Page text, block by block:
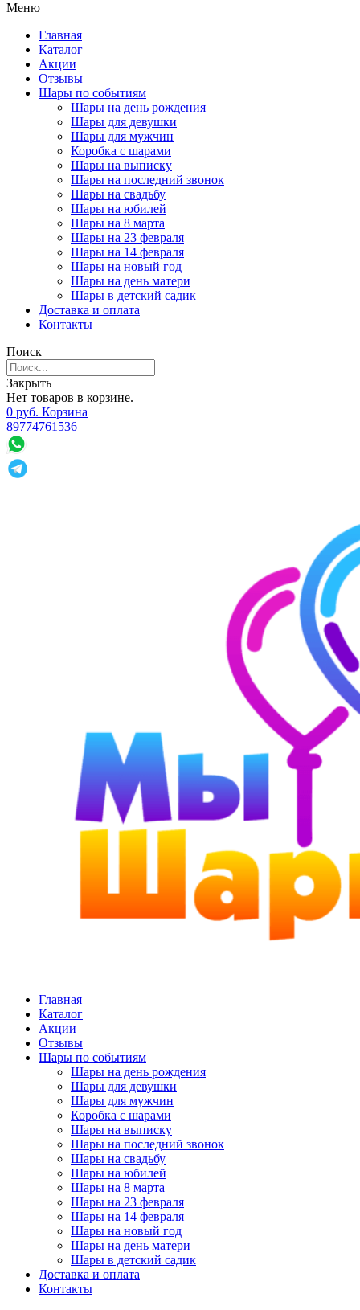
Меню
Главная
Каталог
Акции
Отзывы
Шары по событиям
Шары на день рождения
Шары для девушки
Шары для мужчин
Коробка с шарами
Шары на выписку
Шары на последний звонок
Шары на свадьбу
Шары на юбилей
Шары на 8 марта
Шары на 23 февраля
Шары на 14 февраля
Шары на новый год
Шары на день матери
Шары в детский садик
Доставка и оплата
Контакты
Поиск
Закрыть
Нет товаров в корзине.
0 руб. Корзина
89774761536
Главная
Каталог
Акции
Отзывы
Шары по событиям
Шары на день рождения
Шары для девушки
Шары для мужчин
Коробка с шарами
Шары на выписку
Шары на последний звонок
Шары на свадьбу
Шары на юбилей
Шары на 8 марта
Шары на 23 февраля
Шары на 14 февраля
Шары на новый год
Шары на день матери
Шары в детский садик
Доставка и оплата
Контакты